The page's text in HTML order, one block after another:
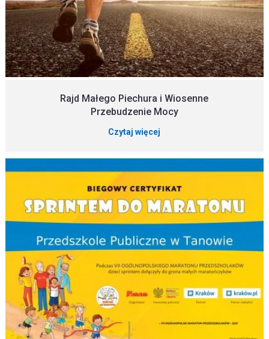
Rajd Małego Piechura i Wiosenne
Przebudzenie Mocy
Czytaj więcej